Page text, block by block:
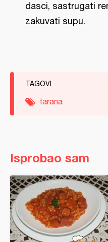
dasci, sastrugati
zakuvati supu.
TAGOVI
tarana
Isprobao sam